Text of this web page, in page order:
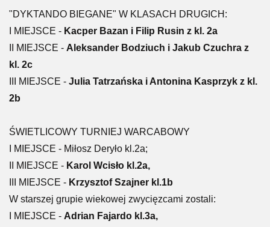
"DYKTANDO BIEGANE" W KLASACH DRUGICH:
I MIEJSCE - Kacper Bazan i Filip Rusin z kl. 2a
MIEJSCE - Aleksander Bodziuch i Jakub Czuchra z
kl. 2c
MIEJSCE - Julia Tatrzańska i Antonina Kasprzyk z kl.
2b
ŚWIETLICOWY TURNIEJ WARCABOWY
I MIEJSCE - Miłosz Deryło kl.2a;
MIEJSCE - Karol Wcisło kl.2a,
MIEJSCE - Krzysztof Szajner kl.1b
W starszej grupie wiekowej zwycięzcami zostali:
MIEJSCE - Adrian Fajardo kl.3a,